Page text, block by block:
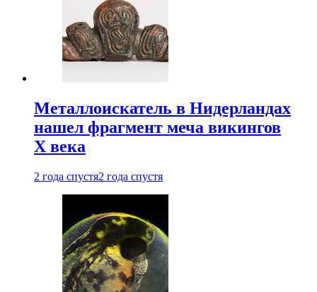
Металлоискатель в Нидерландах
нашел фрагмент меча викингов
X века
2 года спустя2 года спустя